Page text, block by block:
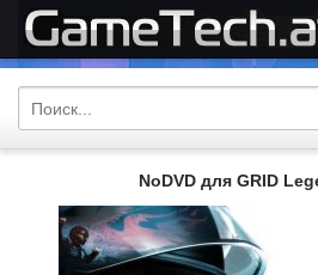
NoDVD для GRID